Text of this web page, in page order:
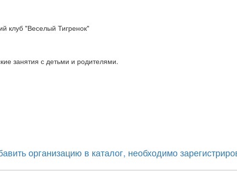
клуб "Веселый Тигренок"
занятия с детьми и родителями.
организацию в каталог, необходимо